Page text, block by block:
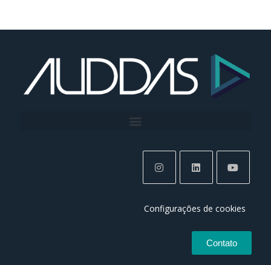
Configurações de cookies
Contato